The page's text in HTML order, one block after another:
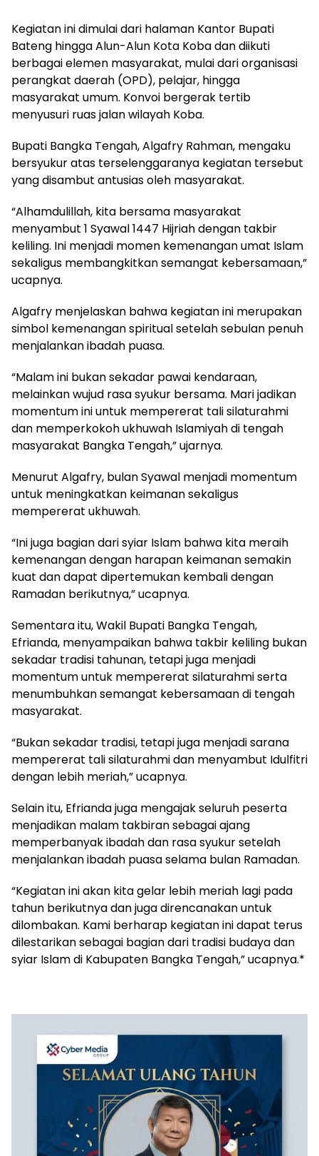
‎Kegiatan ini dimulai dari halaman Kantor Bupati
Bateng hingga Alun-Alun Kota Koba dan diikuti
berbagai elemen masyarakat, mulai dari organisasi
perangkat daerah (OPD), pelajar, hingga
masyarakat umum. Konvoi bergerak tertib
menyusuri ruas jalan wilayah Koba.
‎Bupati Bangka Tengah, Algafry Rahman, mengaku
bersyukur atas terselenggaranya kegiatan tersebut
yang disambut antusias oleh masyarakat.
‎“Alhamdulillah, kita bersama masyarakat
menyambut 1 Syawal 1447 Hijriah dengan takbir
keliling. Ini menjadi momen kemenangan umat Islam
sekaligus membangkitkan semangat kebersamaan,”
ucapnya.
‎Algafry menjelaskan bahwa kegiatan ini merupakan
simbol kemenangan spiritual setelah sebulan penuh
menjalankan ibadah puasa.
‎“Malam ini bukan sekadar pawai kendaraan,
melainkan wujud rasa syukur bersama. Mari jadikan
momentum ini untuk mempererat tali silaturahmi
dan memperkokoh ukhuwah Islamiyah di tengah
masyarakat Bangka Tengah,” ujarnya.
‎Menurut Algafry, bulan Syawal menjadi momentum
untuk meningkatkan keimanan sekaligus
mempererat ukhuwah.
‎“Ini juga bagian dari syiar Islam bahwa kita meraih
kemenangan dengan harapan keimanan semakin
kuat dan dapat dipertemukan kembali dengan
Ramadan berikutnya,” ucapnya.
‎Sementara itu, Wakil Bupati Bangka Tengah,
Efrianda, menyampaikan bahwa takbir keliling bukan
sekadar tradisi tahunan, tetapi juga menjadi
momentum untuk mempererat silaturahmi serta
menumbuhkan semangat kebersamaan di tengah
masyarakat.
‎“Bukan sekadar tradisi, tetapi juga menjadi sarana
mempererat tali silaturahmi dan menyambut Idulfitri
dengan lebih meriah,” ucapnya.
‎Selain itu, Efrianda juga mengajak seluruh peserta
menjadikan malam takbiran sebagai ajang
memperbanyak ibadah dan rasa syukur setelah
menjalankan ibadah puasa selama bulan Ramadan.
‎“Kegiatan ini akan kita gelar lebih meriah lagi pada
tahun berikutnya dan juga direncanakan untuk
dilombakan. Kami berharap kegiatan ini dapat terus
dilestarikan sebagai bagian dari tradisi budaya dan
syiar Islam di Kabupaten Bangka Tengah,” ucapnya.*